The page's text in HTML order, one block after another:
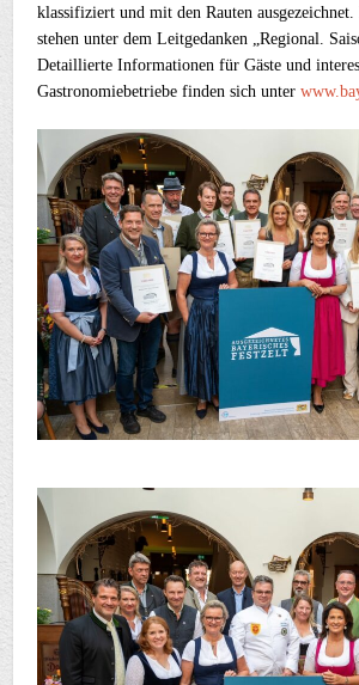
klassifiziert und mit den Rauten ausgezeichnet.
stehen unter dem Leitgedanken „Regional.
Detaillierte Informationen für Gäste und
Gastronomiebetriebe finden sich unter